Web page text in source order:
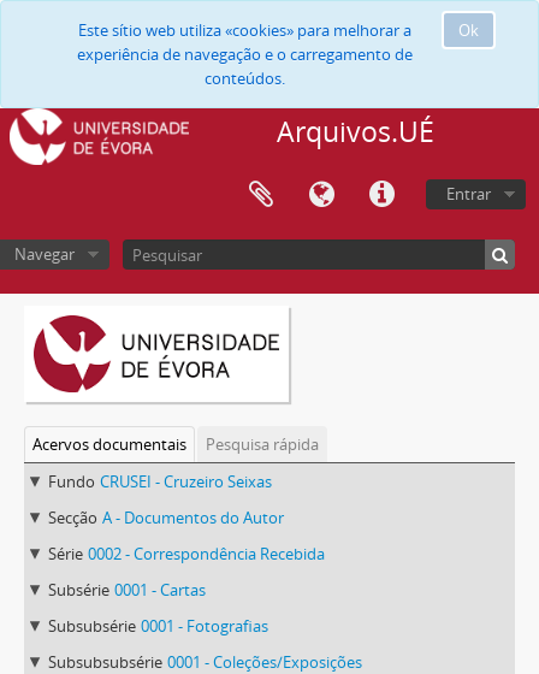
Ok
Este sítio web utiliza «cookies» para melhorar a
experiência de navegação e o carregamento de
conteúdos.
Arquivos.UÉ
Entrar
Navegar
Acervos documentais
Pesquisa rápida
Fundo CRUSEI - Cruzeiro Seixas
Secção A - Documentos do Autor
Série 0002 - Correspondência Recebida
Subsérie 0001 - Cartas
Subsubsérie 0001 - Fotografias
Subsubsubsérie 0001 - Coleções/Exposições